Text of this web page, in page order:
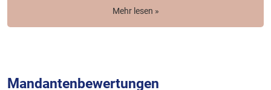
Mehr lesen »
Mandantenbewertungen